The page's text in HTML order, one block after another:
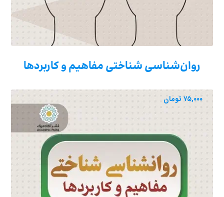
روان‌شناسی شناختی مفاهیم و کاربردها
۷۵,۰۰۰ تومان